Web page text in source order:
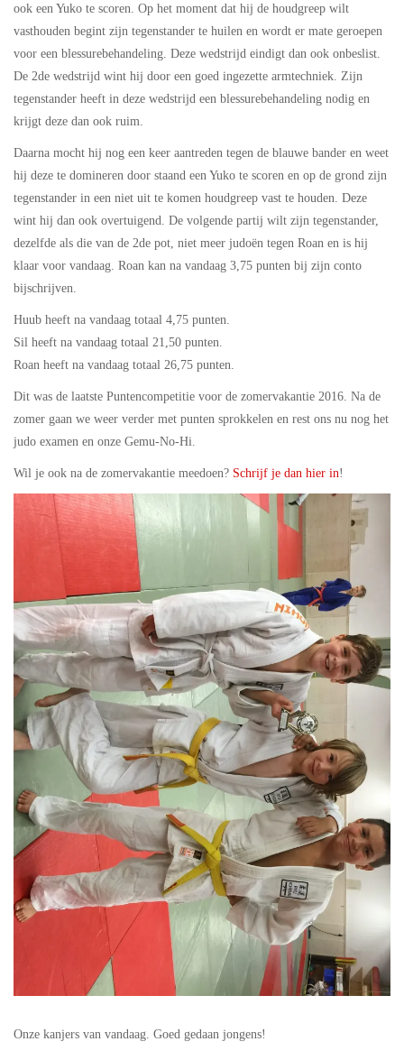
ook een Yuko te scoren. Op het moment dat hij de houdgreep wilt
vasthouden begint zijn tegenstander te huilen en wordt er mate geroepen
voor een blessurebehandeling. Deze wedstrijd eindigt dan ook onbeslist.
De 2de wedstrijd wint hij door een goed ingezette armtechniek. Zijn
tegenstander heeft in deze wedstrijd een blessurebehandeling nodig en
krijgt deze dan ook ruim.
Daarna mocht hij nog een keer aantreden tegen de blauwe bander en weet
hij deze te domineren door staand een Yuko te scoren en op de grond zijn
tegenstander in een niet uit te komen houdgreep vast te houden. Deze
wint hij dan ook overtuigend. De volgende partij wilt zijn tegenstander,
dezelfde als die van de 2de pot, niet meer judoën tegen Roan en is hij
klaar voor vandaag. Roan kan na vandaag 3,75 punten bij zijn conto
bijschrijven.
Huub heeft na vandaag totaal 4,75 punten.
Sil heeft na vandaag totaal 21,50 punten.
Roan heeft na vandaag totaal 26,75 punten.
Dit was de laatste Puntencompetitie voor de zomervakantie 2016. Na de
zomer gaan we weer verder met punten sprokkelen en rest ons nu nog het
judo examen en onze Gemu-No-Hi.
Wil je ook na de zomervakantie meedoen? Schrijf je dan hier in!
Onze kanjers van vandaag. Goed gedaan jongens!